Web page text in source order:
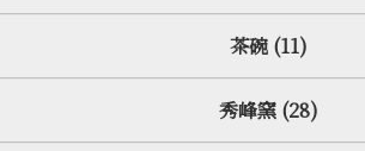
茶碗 (11)
秀峰窯 (28)